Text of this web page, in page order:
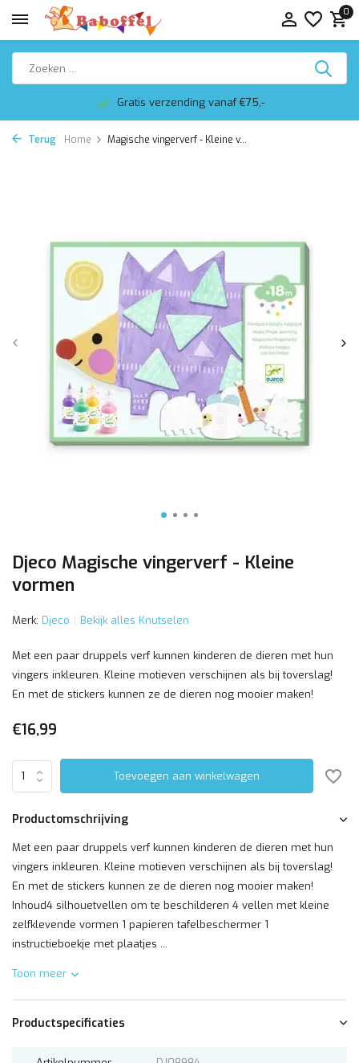
0
Gratis verzending vanaf €75,-
Terug Home Magische vingerverf - Kleine v...
Djeco Magische vingerverf - Kleine
vormen
Merk: Djeco Bekijk alles Knutselen
Met een paar druppels verf kunnen kinderen de dieren met hun
vingers inkleuren. Kleine motieven verschijnen als bij toverslag!
En met de stickers kunnen ze de dieren nog mooier maken!
€16,99
Toevoegen aan winkelwagen
Productomschrijving
Met een paar druppels verf kunnen kinderen de dieren met hun
vingers inkleuren. Kleine motieven verschijnen als bij toverslag!
En met de stickers kunnen ze de dieren nog mooier maken!
Inhoud4 silhouetvellen om te beschilderen 4 vellen met kleine
zelfklevende vormen 1 papieren tafelbeschermer 1
instructieboekje met plaatjes ...
Toon meer
Productspecificaties